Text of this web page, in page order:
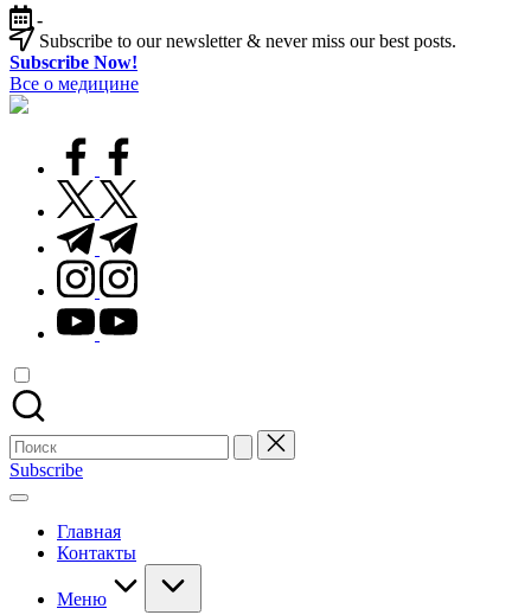
Перейти
к
содержимому
-
Subscribe to our newsletter & never miss our best posts.
Subscribe Now!
Все о медицине
Лечитесь
facebook.com
twitter.com
t.me
instagram.com
youtube.com
Поиск
для:
Subscribe
Главная
Контакты
Меню